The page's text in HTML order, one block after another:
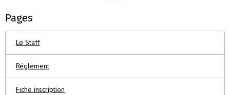
Pages
Le Staff
Réglement
Fiche inscription